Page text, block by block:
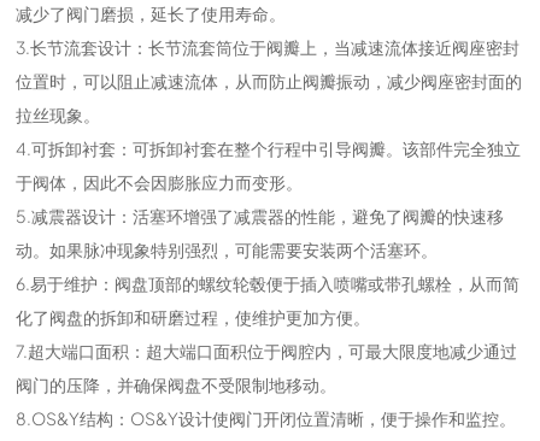
减少了阀门磨损，延长了使用寿命。
3.长节流套设计：长节流套筒位于阀瓣上，当减速流体接近阀座密封
位置时，可以阻止减速流体，从而防止阀瓣振动，减少阀座密封面的
拉丝现象。
4.可拆卸衬套：可拆卸衬套在整个行程中引导阀瓣。该部件完全独立
于阀体，因此不会因膨胀应力而变形。
5.减震器设计：活塞环增强了减震器的性能，避免了阀瓣的快速移
动。如果脉冲现象特别强烈，可能需要安装两个活塞环。
6.易于维护：阀盘顶部的螺纹轮毂便于插入喷嘴或带孔螺栓，从而简
化了阀盘的拆卸和研磨过程，使维护更加方便。
7.超大端口面积：超大端口面积位于阀腔内，可最大限度地减少通过
阀门的压降，并确保阀盘不受限制地移动。
8.OS&Y结构：OS&Y设计使阀门开闭位置清晰，便于操作和监控。